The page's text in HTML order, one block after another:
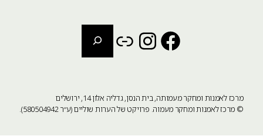
מרכז לאמנות ומחקר מעמותה, בית הנסן, גדליה אלון 14, ירושלים
מרכז לאמנות ומחקר מעמוה. פרויקט של הערות שוליים (ע״ר 580504942).
Facebook
Instagram
Link